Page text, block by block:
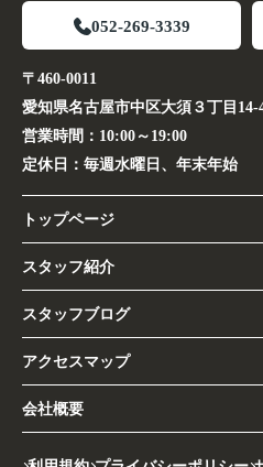
052-269-3339
〒460-0011
愛知県名古屋市中区大須３丁目
営業時間： 10:00～19:00
定休日： 毎週水曜日、年末年始
トップページ
スタッフ紹介
スタッフブログ
アクセスマップ
会社概要